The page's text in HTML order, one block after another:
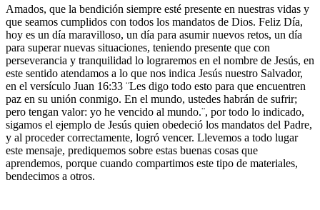
Amados, que la bendición siempre esté presente en nuestras vidas y
que seamos cumplidos con todos los mandatos de Dios. Feliz Día,
hoy es un día maravilloso, un día para asumir nuevos retos, un día
para superar nuevas situaciones, teniendo presente que con
perseverancia y tranquilidad lo lograremos en el nombre de Jesús, en
este sentido atendamos a lo que nos indica Jesús nuestro Salvador,
en el versículo Juan 16:33 ¨Les digo todo esto para que encuentren
paz en su unión conmigo. En el mundo, ustedes habrán de sufrir;
pero tengan valor: yo he vencido al mundo.¨, por todo lo indicado,
sigamos el ejemplo de Jesús quien obedeció los mandatos del Padre,
y al proceder correctamente, logró vencer. Llevemos a todo lugar
este mensaje, prediquemos sobre estas buenas cosas que
aprendemos, porque cuando compartimos este tipo de materiales,
bendecimos a otros.